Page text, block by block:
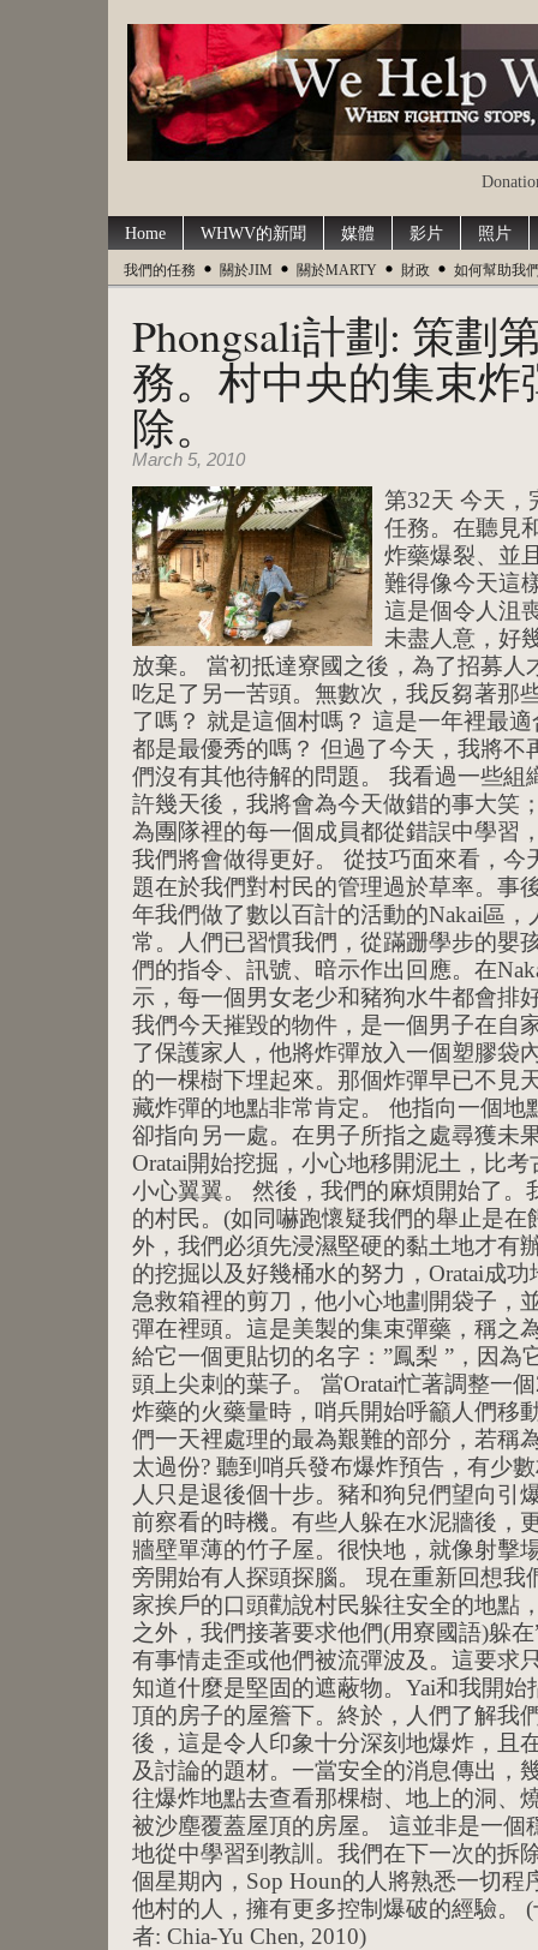
Home WHWV的新聞 媒體 影片 照片
我們的任務 關於JIM 關於MARTY 財政 如何幫助我
Phongsali計劃: 策劃
務。村中央的集束炸
除。
March 5, 2010
第32天 今天，
任務。在聽見
炸藥爆裂、並
難得像今天這
這是個令人沮
未盡人意，好
放棄。 當初抵達寮國之後，為了招募人
吃足了另一苦頭。無數次，我反芻著那
了嗎？ 就是這個村嗎？ 這是一年裡最
都是最優秀的嗎？ 但過了今天，我將不
們沒有其他待解的問題。 我看過一些組
許幾天後，我將會為今天做錯的事大笑
為團隊裡的每一個成員都從錯誤中學習
我們將會做得更好。 從技巧面來看，今
題在於我們對村民的管理過於草率。事
年我們做了數以百計的活動的Nakai區
常。人們已習慣我們，從蹣跚學步的嬰
們的指令、訊號、暗示作出回應。在
示，每一個男女老少和豬狗水牛都會排
我們今天摧毀的物件，是一個男子在自
了保護家人，他將炸彈放入一個塑膠袋
的一棵樹下埋起來。那個炸彈早已不見
藏炸彈的地點非常肯定。 他指向一個地
卻指向另一處。在男子所指之處尋獲未
Oratai開始挖掘，小心地移開泥土，比
小心翼翼。 然後，我們的麻煩開始了。
的村民。(如同嚇跑懷疑我們的舉止是在
外，我們必須先浸濕堅硬的黏土地才有
的挖掘以及好幾桶水的努力，Oratai成
急救箱裡的剪刀，他小心地劃開袋子，
彈在裡頭。這是美製的集束彈藥，稱之
給它一個更貼切的名字：”鳳梨 ”，因為
頭上尖刺的葉子。 當Oratai忙著調整一
炸藥的火藥量時，哨兵開始呼籲人們移
們一天裡處理的最為艱難的部分，若稱
太過份? 聽到哨兵發布爆炸預告，有少
人只是退後個十步。豬和狗兒們望向引
前察看的時機。有些人躲在水泥牆後，
牆壁單薄的竹子屋。很快地，就像射擊
旁開始有人探頭探腦。 現在重新回想我
家挨戶的口頭勸說村民躲往安全的地點
之外，我們接著要求他們(用寮國語)躲
有事情走歪或他們被流彈波及。這要求
知道什麼是堅固的遮蔽物。Yai和我開
頂的房子的屋簷下。終於，人們了解我
後，這是令人印象十分深刻地爆炸，且
及討論的題材。一當安全的消息傳出，
往爆炸地點去查看那棵樹、地上的洞、
被沙塵覆蓋屋頂的房屋。 這並非是一個
地從中學習到教訓。我們在下一次的拆
個星期內，Sop Houn的人將熟悉一切程
他村的人，擁有更多控制爆破的經驗。
者: Chia-Yu Chen, 2010)